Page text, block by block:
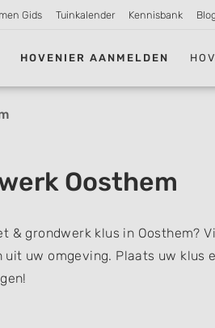
Gids Tuinkalender Kennisbank
HOVENIER AANMELDEN
Oosthem
& grondwerk klus in Oosthem?
uw omgeving. Plaats uw klus